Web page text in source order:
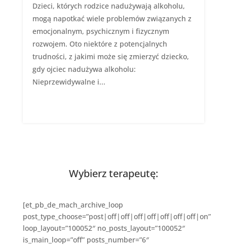
Dzieci, których rodzice nadużywają alkoholu,
mogą napotkać wiele problemów związanych z
emocjonalnym, psychicznym i fizycznym
rozwojem. Oto niektóre z potencjalnych
trudności, z jakimi może się zmierzyć dziecko,
gdy ojciec nadużywa alkoholu:
Nieprzewidywalne i...
Wybierz terapeutę:
[et_pb_de_mach_archive_loop
post_type_choose=”post|off|off|off|off|off|off|off|on”
loop_layout=”100052″ no_posts_layout=”100052″
is_main_loop=”off” posts_number=”6″